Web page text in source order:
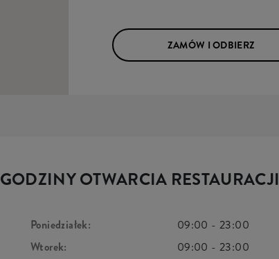
ZAMÓW I ODBIERZ
GODZINY OTWARCIA RESTAURACJI
Poniedziałek: 09:00 - 23:00
Wtorek:
09:00 - 23:00